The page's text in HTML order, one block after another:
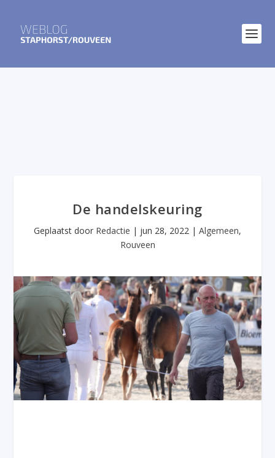
De handelskeuring
Geplaatst door Redactie | jun 28, 2022 | Algemeen,
Rouveen